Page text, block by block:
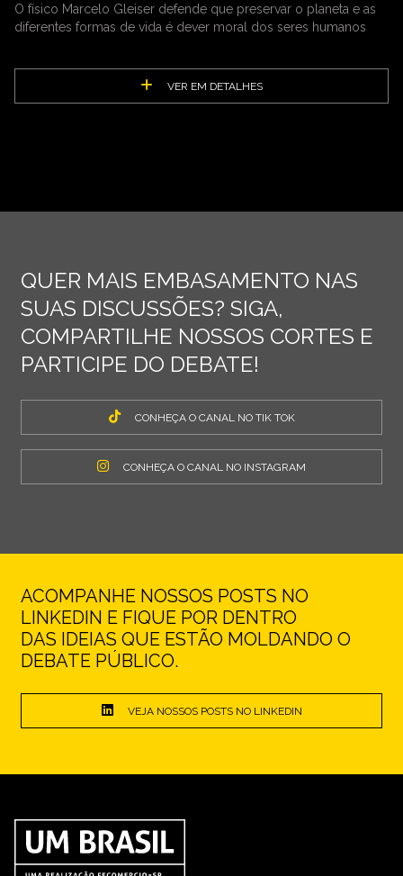
O físico Marcelo Gleiser defende que preservar o planeta e as
diferentes formas de vida é dever moral dos seres humanos
VER EM DETALHES
QUER MAIS EMBASAMENTO NAS
SUAS DISCUSSÕES? SIGA,
COMPARTILHE NOSSOS CORTES E
PARTICIPE DO DEBATE!
CONHEÇA O CANAL NO TIK TOK
CONHEÇA O CANAL NO INSTAGRAM
ACOMPANHE NOSSOS POSTS NO
LINKEDIN E FIQUE POR DENTRO
DAS IDEIAS QUE ESTÃO MOLDANDO O
DEBATE PÚBLICO.
VEJA NOSSOS POSTS NO LINKEDIN